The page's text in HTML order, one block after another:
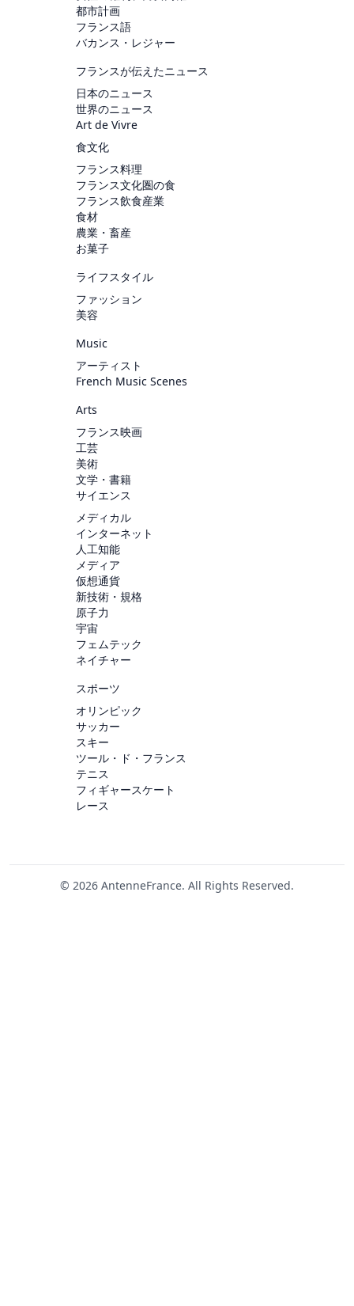
都市計画
フランス語
バカンス・レジャー
フランスが伝えたニュース
日本のニュース
世界のニュース
Art de Vivre
食文化
フランス料理
フランス文化圏の食
フランス飲食産業
食材
農業・畜産
お菓子
ライフスタイル
ファッション
美容
Music
アーティスト
French Music Scenes
Arts
フランス映画
工芸
美術
文学・書籍
サイエンス
メディカル
インターネット
人工知能
メディア
仮想通貨
新技術・規格
原子力
宇宙
フェムテック
ネイチャー
スポーツ
オリンピック
サッカー
スキー
ツール・ド・フランス
テニス
フィギャースケート
レース
© 2026 AntenneFrance. All Rights Reserved.